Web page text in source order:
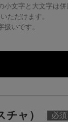
文字と大文字は併
ただけます。
いです。
ャ）